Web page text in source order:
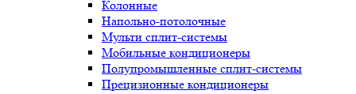
Колонные
Напольно-потолочные
Мульти сплит-системы
Мобильные кондиционеры
Полупромышленные сплит-системы
Прецизионные кондиционеры